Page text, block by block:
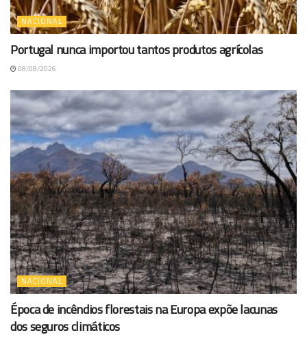
NACIONAL
Portugal nunca importou tantos produtos agrícolas
08/08/2026
NACIONAL
Época de incêndios florestais na Europa expõe lacunas
dos seguros climáticos